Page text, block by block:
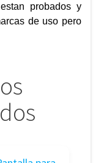
probados y
de uso pero